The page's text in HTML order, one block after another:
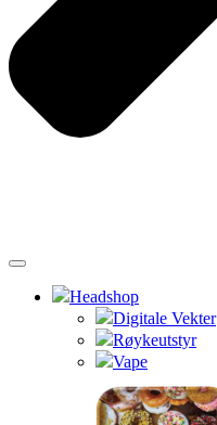
Headshop
Digitale Vekter
Røykeutstyr
Vape